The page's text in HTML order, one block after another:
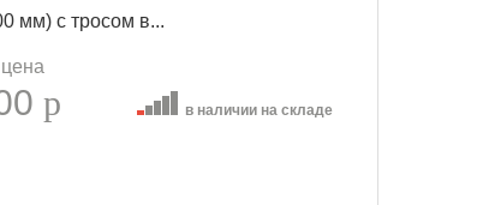
мм) с тросом в...
p в наличии на складе